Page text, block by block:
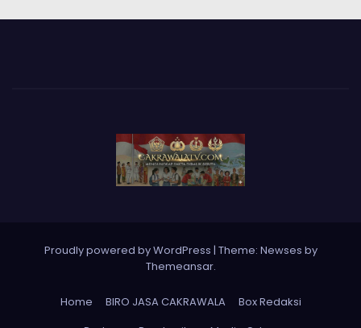
Proudly powered by WordPress | Theme: Newses by
Themeansar.
Home BIRO JASA CAKRAWALA
Box Redaksi